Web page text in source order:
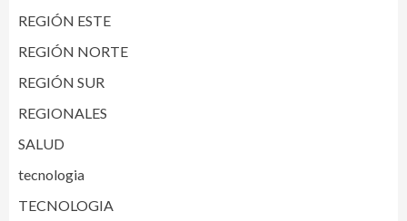
REGIÓN ESTE
REGIÓN NORTE
REGIÓN SUR
REGIONALES
SALUD
tecnologia
TECNOLOGIA